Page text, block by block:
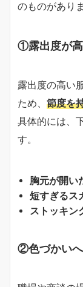
のものがあり
①露出度が
露出度の高い
ため、 節度を
具体的には、
す。
胸元が開い
短すぎるス
ストッキン
②色づかい